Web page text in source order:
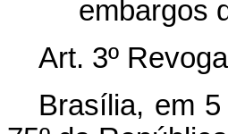
embargos
Art. 3º
Brasília, em